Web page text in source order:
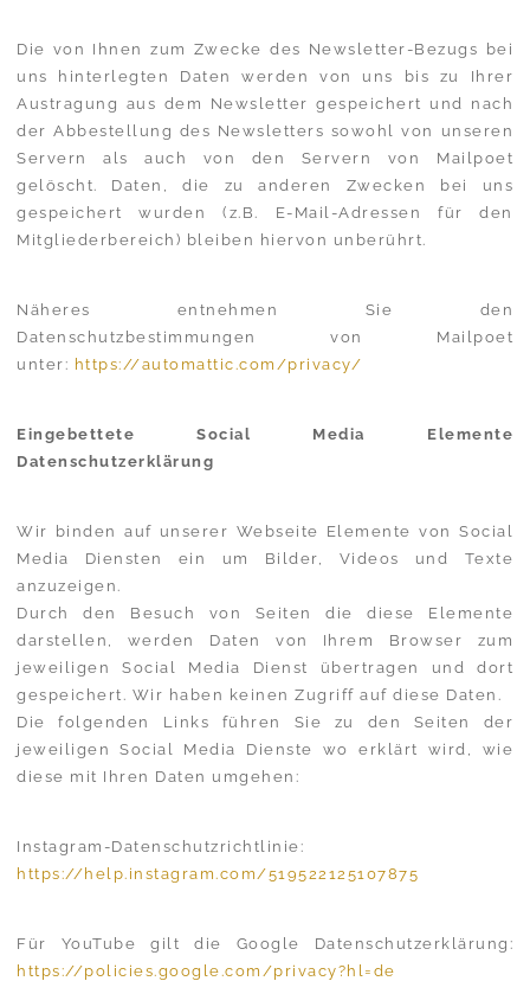
Die von Ihnen zum Zwecke des Newsletter-Bezugs bei
uns hinterlegten Daten werden von uns bis zu Ihrer
Austragung aus dem Newsletter gespeichert und nach
der Abbestellung des Newsletters sowohl von unseren
Servern als auch von den Servern von Mailpoet
gelöscht. Daten, die zu anderen Zwecken bei uns
gespeichert wurden (z.B. E-Mail-Adressen für den
Mitgliederbereich) bleiben hiervon unberührt.
Näheres entnehmen Sie den
Datenschutzbestimmungen von Mailpoet
unter: https://automattic.com/privacy/
Eingebettete Social Media Elemente
Datenschutzerklärung
Wir binden auf unserer Webseite Elemente von Social
Media Diensten ein um Bilder, Videos und Texte
anzuzeigen.
Durch den Besuch von Seiten die diese Elemente
darstellen, werden Daten von Ihrem Browser zum
jeweiligen Social Media Dienst übertragen und dort
gespeichert. Wir haben keinen Zugriff auf diese Daten.
Die folgenden Links führen Sie zu den Seiten der
jeweiligen Social Media Dienste wo erklärt wird, wie
diese mit Ihren Daten umgehen:
Instagram-Datenschutzrichtlinie:
https://help.instagram.com/519522125107875
Für YouTube gilt die Google Datenschutzerklärung:
https://policies.google.com/privacy?hl=de